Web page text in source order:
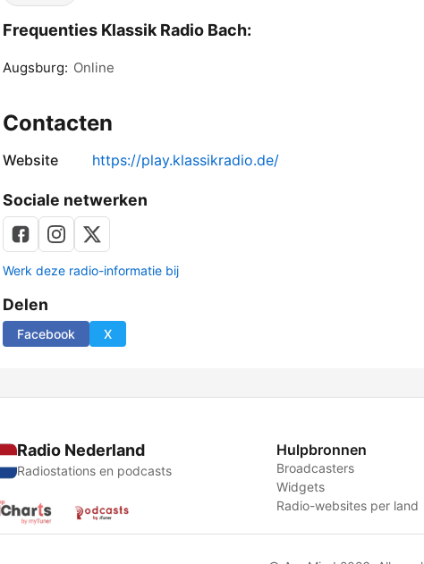
Frequenties Klassik Radio Bach:
Augsburg: Online
Contacten
Website https://play.klassikradio.de/
Sociale netwerken
Werk deze radio-informatie bij
Delen
Facebook X
Radio Nederland
Radiostations en podcasts
Hulpbronnen
Broadcasters
Widgets
Radio-websites per land